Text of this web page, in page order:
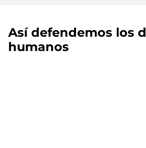
Así defendemos los
humanos